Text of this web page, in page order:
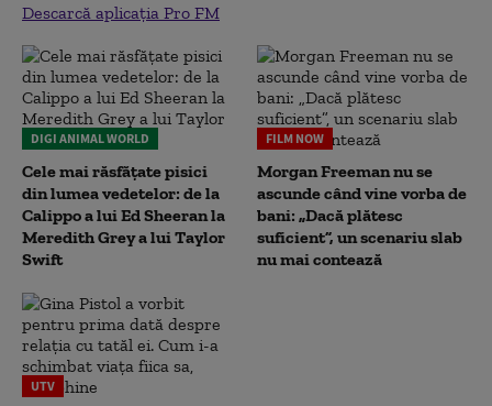
Descarcă aplicația Pro FM
DIGI ANIMAL WORLD
Cele mai răsfățate pisici
din lumea vedetelor: de la
Calippo a lui Ed Sheeran la
Meredith Grey a lui Taylor
Swift
FILM NOW
Morgan Freeman nu se
ascunde când vine vorba de
bani: „Dacă plătesc
suficient”, un scenariu slab
nu mai contează
UTV